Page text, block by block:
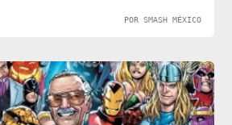
POR SMASH MÉXICO